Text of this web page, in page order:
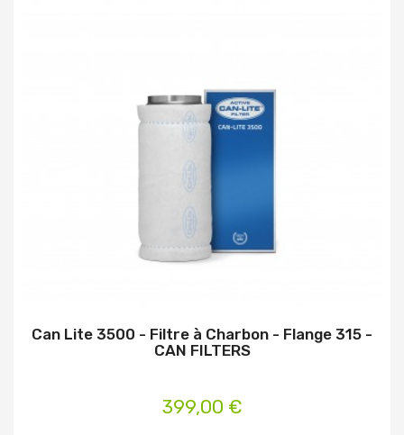
Can Lite 3500 - Filtre à Charbon - Flange 315 -
CAN FILTERS
399,00 €